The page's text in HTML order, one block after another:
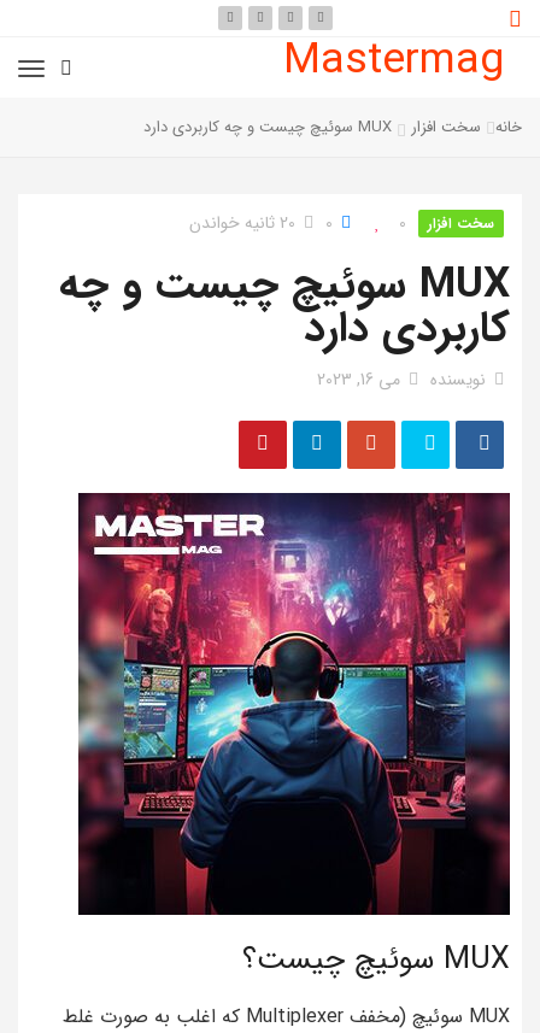
Mastermag
خانه سخت افزار
سخت افزار 0
0 20 ثانیه خواندن
MUX سوئیچ چیست و چه
کاربردی دارد
نویسنده می 16, 2023
MUX سوئیچ چیست؟
MUX سوئیچ (مخفف Multiplexer که اغلب به صورت غلط